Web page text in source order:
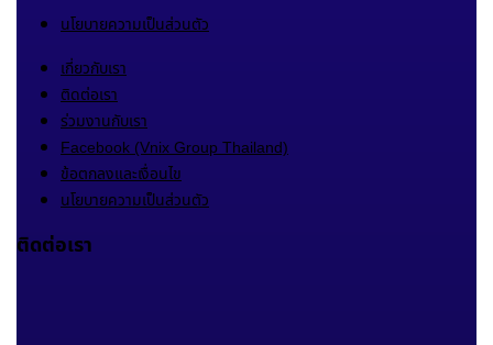
นโยบายความเป็นส่วนตัว
เกี่ยวกับเรา
ติดต่อเรา
ร่วมงานกับเรา
Facebook (Vnix Group Thailand)
ข้อตกลงและเงื่อนไข
นโยบายความเป็นส่วนตัว
ติดต่อเรา